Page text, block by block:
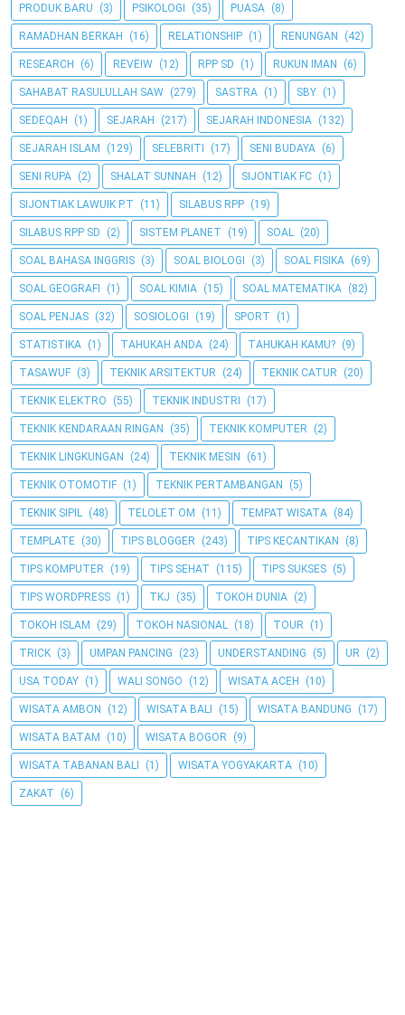
PRODUK BARU (3) PSIKOLOGI (35) PUASA (8)
RAMADHAN BERKAH (16) RELATIONSHIP (1) RENUNGAN (42)
RESEARCH (6) REVEIW (12) RPP SD (1) RUKUN IMAN (6)
SAHABAT RASULULLAH SAW (279) SASTRA (1) SBY (1)
SEDEQAH (1) SEJARAH (217) SEJARAH INDONESIA (132)
SEJARAH ISLAM (129) SELEBRITI (17) SENI BUDAYA (6)
SENI RUPA (2) SHALAT SUNNAH (12) SIJONTIAK FC (1)
SIJONTIAK LAWUIK P.T (11) SILABUS RPP (19)
SILABUS RPP SD (2) SISTEM PLANET (19) SOAL (20)
SOAL BAHASA INGGRIS (3) SOAL BIOLOGI (3) SOAL FISIKA (69)
SOAL GEOGRAFI (1) SOAL KIMIA (15) SOAL MATEMATIKA (82)
SOAL PENJAS (32) SOSIOLOGI (19) SPORT (1)
STATISTIKA (1) TAHUKAH ANDA (24) TAHUKAH KAMU? (9)
TASAWUF (3) TEKNIK ARSITEKTUR (24) TEKNIK CATUR (20)
TEKNIK ELEKTRO (55) TEKNIK INDUSTRI (17)
TEKNIK KENDARAAN RINGAN (35) TEKNIK KOMPUTER (2)
TEKNIK LINGKUNGAN (24) TEKNIK MESIN (61)
TEKNIK OTOMOTIF (1) TEKNIK PERTAMBANGAN (5)
TEKNIK SIPIL (48) TELOLET OM (11) TEMPAT WISATA (84)
TEMPLATE (30) TIPS BLOGGER (243) TIPS KECANTIKAN (8)
TIPS KOMPUTER (19) TIPS SEHAT (115) TIPS SUKSES (5)
TIPS WORDPRESS (1) TKJ (35) TOKOH DUNIA (2)
TOKOH ISLAM (29) TOKOH NASIONAL (18) TOUR (1)
TRICK (3) UMPAN PANCING (23) UNDERSTANDING (5) UR (2)
USA TODAY (1) WALI SONGO (12) WISATA ACEH (10)
WISATA AMBON (12) WISATA BALI (15) WISATA BANDUNG (17)
WISATA BATAM (10) WISATA BOGOR (9)
WISATA TABANAN BALI (1) WISATA YOGYAKARTA (10)
ZAKAT (6)